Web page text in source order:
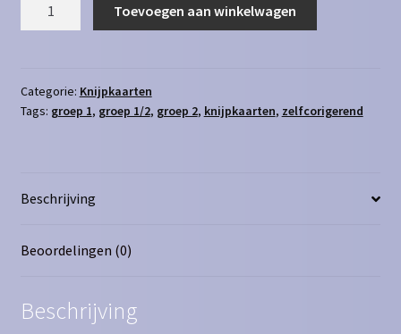
aantal
Toevoegen aan winkelwagen
Categorie: Knijpkaarten
Tags: groep 1, groep 1/2, groep 2, knijpkaarten, zelfcorigerend
Beschrijving
Beoordelingen (0)
Beschrijving